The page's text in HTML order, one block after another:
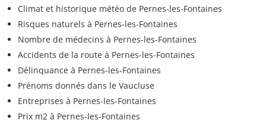
Climat et historique météo de Pernes-les-Fontaines
Risques naturels à Pernes-les-Fontaines
Nombre de médecins à Pernes-les-Fontaines
Accidents de la route à Pernes-les-Fontaines
Délinquance à Pernes-les-Fontaines
Prénoms donnés dans le Vaucluse
Entreprises à Pernes-les-Fontaines
Prix m2 à Pernes-les-Fontaines